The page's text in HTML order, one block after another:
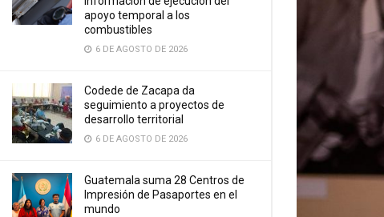
apoyo temporal a los
combustibles
6 DE AGOSTO DE 2026
Codede de Zacapa da
seguimiento a proyectos de
desarrollo territorial
6 DE AGOSTO DE 2026
Guatemala suma 28 Centros de
Impresión de Pasaportes en el
mundo